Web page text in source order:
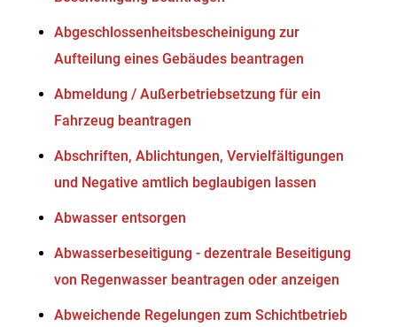
Abgeschlossenheitsbescheinigung zur
Aufteilung eines Gebäudes beantragen
Abmeldung / Außerbetriebsetzung für ein
Fahrzeug beantragen
Abschriften, Ablichtungen, Vervielfältigungen
und Negative amtlich beglaubigen lassen
Abwasser entsorgen
Abwasserbeseitigung - dezentrale Beseitigung
von Regenwasser beantragen oder anzeigen
Abweichende Regelungen zum Schichtbetrieb